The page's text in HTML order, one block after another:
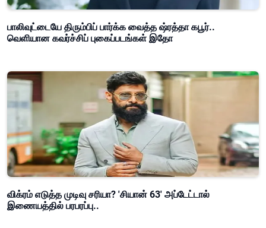
பாலிவுட்டையே திரும்பிப் பார்க்க வைத்த ஷ்ரத்தா கபூர்..
வெளியான கவர்ச்சிப் புகைப்படங்கள் இதோ
விக்ரம் எடுத்த முடிவு சரியா? 'சியான் 63' அப்டேட்டால்
இணையத்தில் பரபரப்பு..